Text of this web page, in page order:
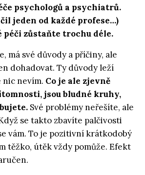
psychologů a psychiatrů.
jeden od každé profese…)
zůstaňte trochu déle.
má své důvody a příčiny, ale
dohadovat. Ty důvody leží
nic nevím. Co je ale zjevně
jsou bludné kruhy,
Své problémy neřešíte, ale
se takto zbavíte palčivosti
vám. To je pozitivní krátkodobý
těžko, útěk vždy pomůže. Efekt